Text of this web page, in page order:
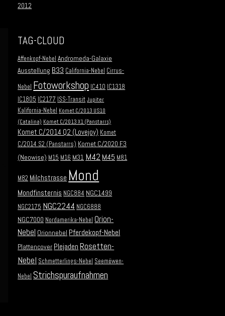
2012
TAG-CLOUD
Affenkopf-Nebel Andromeda-Galaxie
Ausstellung B33 California-Nebel Cirrus-
Nebel Fotoworkshop IC410 IC1318
IC1805 IC2177 ISS-Transit Jupiter
Kalifornia-Nebel Komet C/2013 US10
(Catalina) Komet C/2013 X1 (Panstarrs)
Komet C/2014 Q2 (Lovejoy) Komet
C/2014 S2 (Panstarrs) Komet C/2020 F3
(Neowise) M15 M16 M31 M42 M45 M81
M82 Milchstrasse Mond
Mondfinsternis NGC884 NGC1499
NGC2175 NGC2244 NGC6888
NGC7000 Nordamerika-Nebel Orion-
Nebel Orionnebel Pferdekopf-Nebel
Plattencover Plejaden Rosetten-
Nebel Schmetterlings-Nebel Seemöwen-
Nebel Strichspuraufnahmen